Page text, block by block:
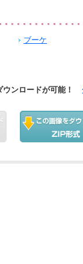
ブーケ
ンロードが可能！